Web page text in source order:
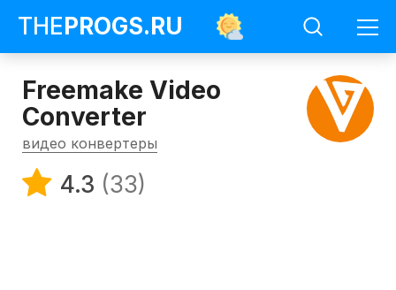
THEPROGS.RU
Freemake Video
Converter
видео конвертеры
4.3 (33)